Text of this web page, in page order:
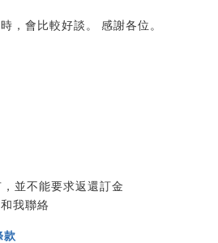
，會比較好談。 感謝各位。
並不能要求返還訂金
我聯絡
款